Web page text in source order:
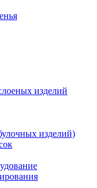
изделий
изделий)